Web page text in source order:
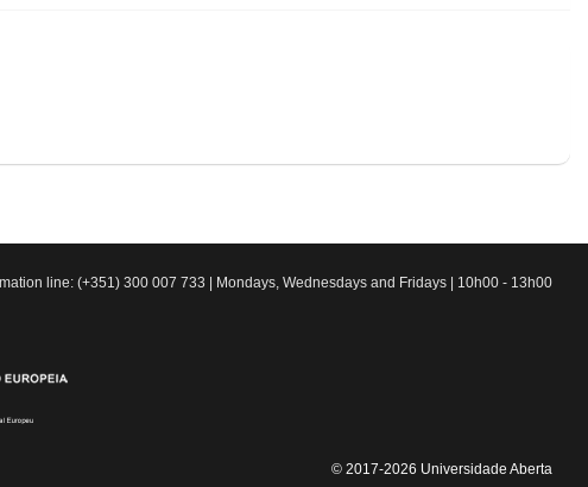
line: (+351) 300 007 733 | Mondays, Wednesdays and Fridays | 10h00 - 13h00
© 2017-2026 Universidade Aberta